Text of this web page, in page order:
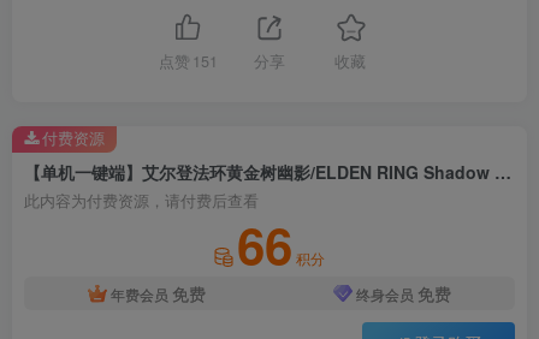
点赞 151 分享 收藏
【单机一键端】艾尔登法环黄金树幽影/ELDEN RING Shadow of the Erdtree
此内容为付费资源，请付费后查看
66 积分
年费会员 免费 终身会员 免费
付费资源